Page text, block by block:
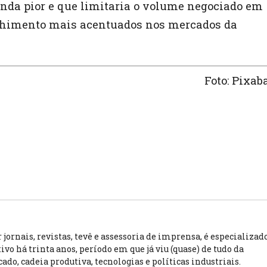
pior e que limitaria o volume negociado em
mais acentuados nos mercados da
Foto:
revistas, tevê e assessoria de imprensa, é
há trinta anos, período em que já viu (quase) de tudo da
cadeia produtiva, tecnologias e políticas industriais.